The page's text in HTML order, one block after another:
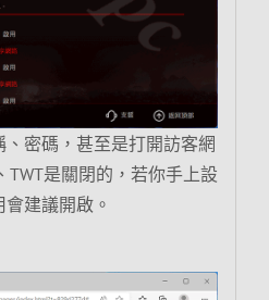
密碼，甚至是打開訪客網
TWT是關閉的，若你手上設
建議開啟。